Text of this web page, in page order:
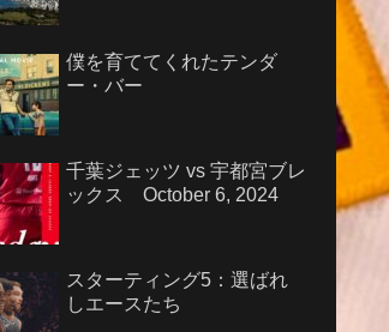
僕を育ててくれたテンダ
ー・バー
千葉ジェッツ vs 宇都宮ブレ
ックス October 6, 2024
スターティング5：選ばれ
しエースたち